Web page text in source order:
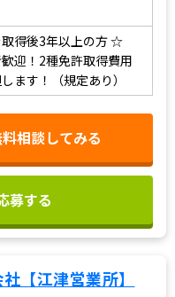
得後3年以上の方☆
迎！2種免許取得費用
ます！（規定あり）
相談してみる
募する
【江津営業所】